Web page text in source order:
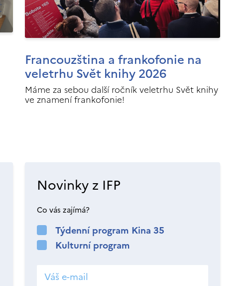
Francouzština a frankofonie na
veletrhu Svět knihy 2026
Máme za sebou další ročník veletrhu Svět knihy
ve znamení frankofonie!
Novinky z IFP
Co vás zajímá?
Týdenní program Kina 35
Kulturní program